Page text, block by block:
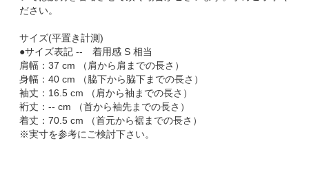
ださい。
サイズ(平置き計測)
●サイズ表記 -- 着用感 S 相当
肩幅：37 cm （肩から肩までの長さ）
身幅：40 cm （脇下から脇下までの長さ）
袖丈：16.5 cm （肩から袖までの長さ）
裄丈：-- cm （首から袖先までの長さ）
着丈：70.5 cm （首元から裾までの長さ）
※実寸を参考にご検討下さい。